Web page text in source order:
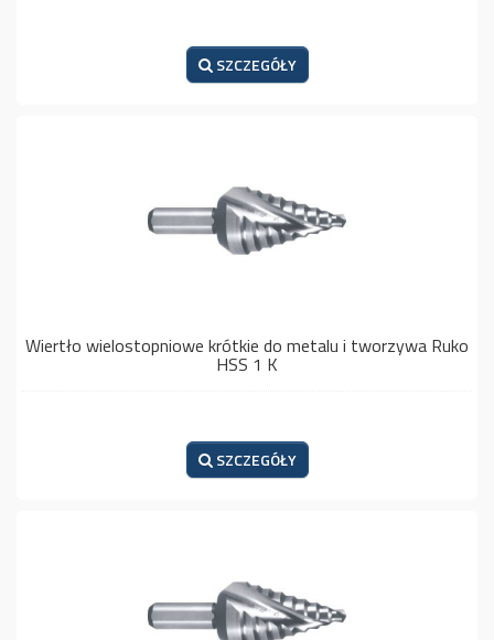
SZCZEGÓŁY
Wiertło wielostopniowe krótkie do metalu i tworzywa Ruko
HSS 1 K
SZCZEGÓŁY